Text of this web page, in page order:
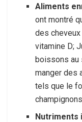
Aliments
ont montré
des
vitamine D;
boissons au
manger des
tels que le
Nutriments